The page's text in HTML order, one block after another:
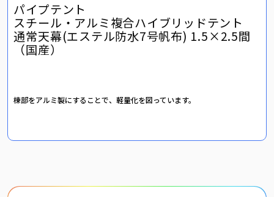
パイプテント
スチール・アルミ複合ハイブリッドテント
通常天幕(エステル防水7号帆布) 1.5×2.5間
（国産）
棟部をアルミ製にすることで、軽量化を図っています。